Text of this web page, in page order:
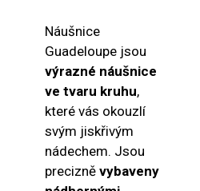
Náušnice
Guadeloupe jsou
výrazné náušnice
ve tvaru kruhu,
které vás okouzlí
svým jiskřivým
nádechem. Jsou
precizně vybaveny